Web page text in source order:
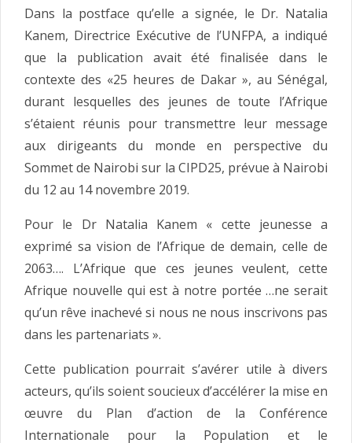
Dans la postface qu’elle a signée, le Dr. Natalia
Kanem, Directrice Exécutive de l’UNFPA, a indiqué
que la publication avait été finalisée dans le
contexte des «25 heures de Dakar », au Sénégal,
durant lesquelles des jeunes de toute l’Afrique
s’étaient réunis pour transmettre leur message
aux dirigeants du monde en perspective du
Sommet de Nairobi sur la CIPD25, prévue à Nairobi
du 12 au 14 novembre 2019.
Pour le Dr Natalia Kanem « cette jeunesse a
exprimé sa vision de l’Afrique de demain, celle de
2063…. L’Afrique que ces jeunes veulent, cette
Afrique nouvelle qui est à notre portée …ne serait
qu’un rêve inachevé si nous ne nous inscrivons pas
dans les partenariats ».
Cette publication pourrait s’avérer utile à divers
acteurs, qu’ils soient soucieux d’accélérer la mise en
œuvre du Plan d’action de la Conférence
Internationale pour la Population et le